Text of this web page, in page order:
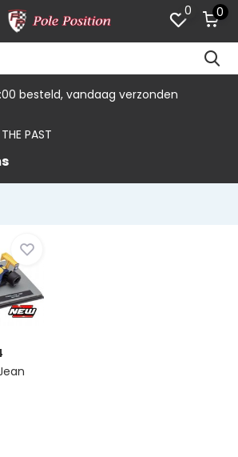
0 0
besteld, vandaag verzonden
PAST